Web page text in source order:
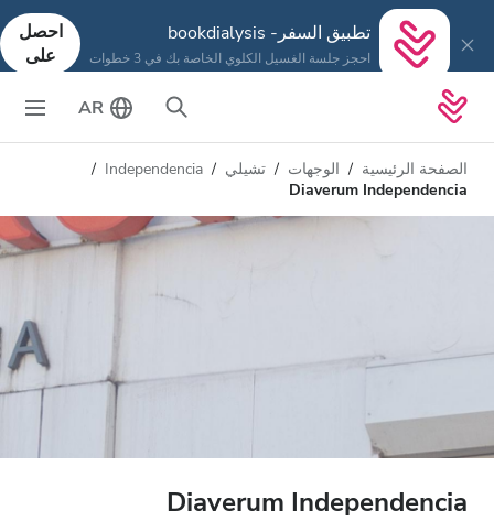
تطبيق السفر- bookdialysis
احجز جلسة الغسيل الكلوي الخاصة بك في 3 خطوات
احصل
على
AR
الصفحة الرئيسية الوجهات تشيلي
Independencia
Diaverum Independencia
Diaverum Independencia